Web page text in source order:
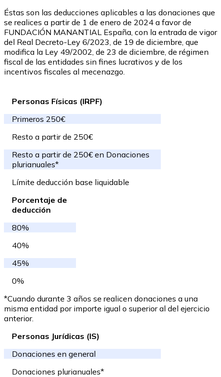
Éstas son las deducciones aplicables a las donaciones que
se realices a partir de 1 de enero de 2024 a favor de
FUNDACIÓN MANANTIAL España, con la entrada de vigor
del Real Decreto-Ley 6/2023, de 19 de diciembre, que
modifica la Ley 49/2002, de 23 de diciembre, de régimen
fiscal de las entidades sin fines lucrativos y de los
incentivos fiscales al mecenazgo.
Personas Físicas (IRPF)
Primeros 250€
Resto a partir de 250€
Resto a partir de 250€ en Donaciones
plurianuales*
Límite deducción base liquidable
Porcentaje de
deducción
80%
40%
45%
0%
*Cuando durante 3 años se realicen donaciones a una
misma entidad por importe igual o superior al del ejercicio
anterior.
Personas Jurídicas (IS)
Donaciones en general
Donaciones plurianuales*